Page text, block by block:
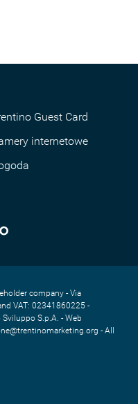
Guest Card
internetowe
company - Via
VAT: 02341860225 -
S.p.A. - Web
- All